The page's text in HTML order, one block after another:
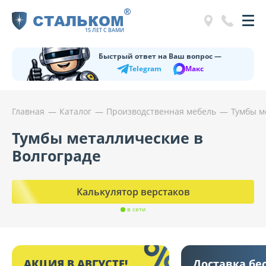
СТАЛЬКОМ
15 ЛЕТ С ВАМИ
®
Быстрый ответ на Ваш вопрос —
Telegram
Макс
Главная Каталог Производственная мебель Тумбы
Тумбы металлические в
Волгограде
Калькулятор верстаков
в сети